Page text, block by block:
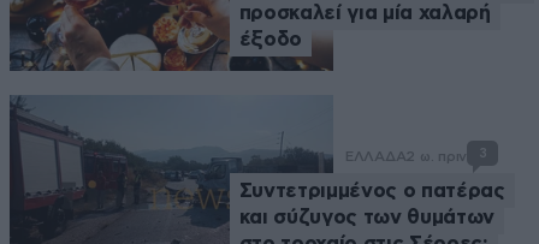
προσκαλεί για μία χαλαρή
έξοδο
ΕΛΛΑΔΑ2 ω. πριν 3
Συντετριμμένος ο πατέρας
και σύζυγος των θυμάτων